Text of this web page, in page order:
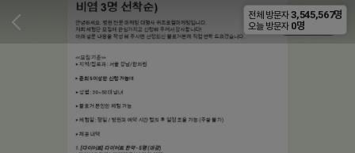
비공개
전체 방문자 3,545,567명
오늘 방문자 0명